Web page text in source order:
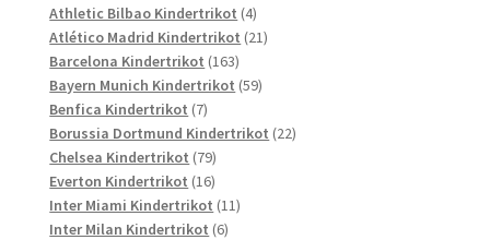
Produkte
Athletic Bilbao Kindertrikot 44
Produkte
Atlético Madrid Kindertrikot 2121
Barcelona Kindertrikot 163163
Produkte
Bayern Munich Kindertrikot 5959
Benfica Kindertrikot 77
Produkte
Borussia Dortmund Kindertrikot 2222
Chelsea Kindertrikot 7979
Produkte
Everton Kindertrikot 1616
Produkte
Inter Miami Kindertrikot 1111
Inter Milan Kindertrikot 66